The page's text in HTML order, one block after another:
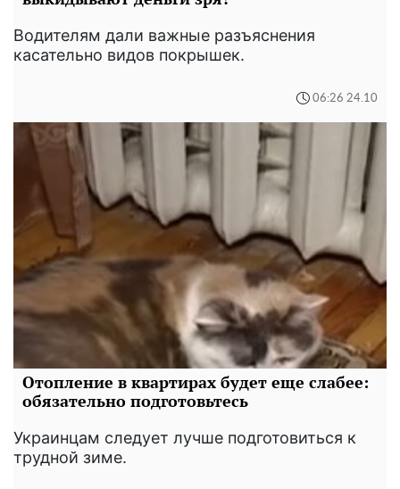
Водителям дали важные разъяснения
касательно видов покрышек.
06:26 24.10
Отопление в квартирах будет еще слабее:
обязательно подготовьтесь
Украинцам следует лучше подготовиться к
трудной зиме.